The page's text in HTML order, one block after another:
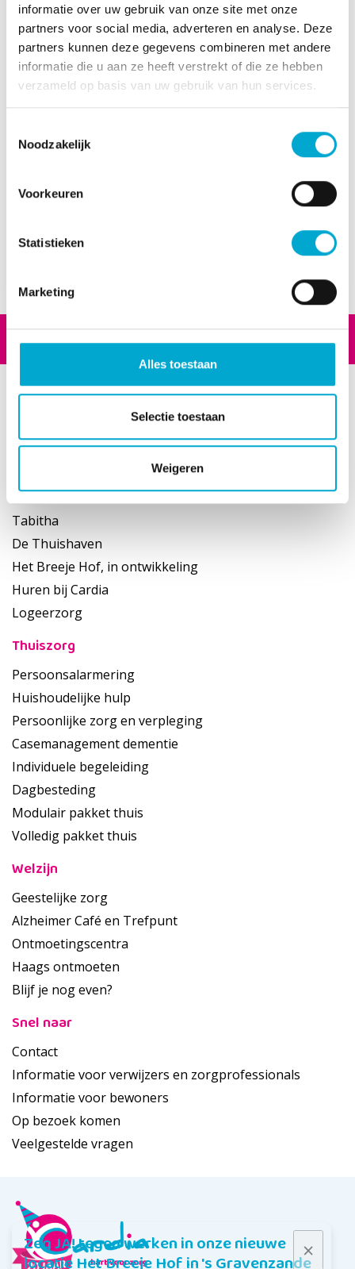
informatie over uw gebruik van onze site met onze
partners voor social media, adverteren en analyse. Deze
partners kunnen deze gegevens combineren met andere
informatie die u aan ze heeft verstrekt of die ze hebben
verzameld op basis van uw gebruik van hun services.
Noodzakelijk
Voorkeuren
Statistieken
Marketing
Alles toestaan
Selectie toestaan
Weigeren
Zeg JA! tegen werken in onze nieuwe
April 2025: JONG & OUD
December 2024: WARMTE & GEZELLIGHEID
Augustus 2024: ONTSPANNEN & GENIETEN
Maart 2024: SAMEN
December 2023: HERINNERINGEN
Augustus 2023: EEN LEVEN LANG LEREN
Augustus 2022: EROPUIT!
December 2021: MUZIEK
Footer
Wonen
Hof van Kerstanje
Onderwatershof
Tabitha
De Thuishaven
Het Breeje Hof, in ontwikkeling
Huren bij Cardia
Logeerzorg
Thuiszorg
Persoonsalarmering
Huishoudelijke hulp
Persoonlijke zorg en verpleging
Casemanagement dementie
Individuele begeleiding
Dagbesteding
Modulair pakket thuis
Volledig pakket thuis
Welzijn
Geestelijke zorg
Alzheimer Café en Trefpunt
Ontmoetingscentra
Haags ontmoeten
Blijf je nog even?
Snel naar
Contact
Informatie voor verwijzers en zorgprofessionals
Informatie voor bewoners
Op bezoek komen
Veelgestelde vragen